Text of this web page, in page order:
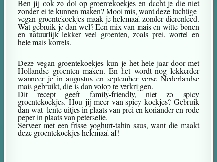
Ben jij ook zo dol op groentekoekjes en dacht je die niet
zonder ei te kunnen maken? Mooi mis, want deze luchtige
vegan groentekoekjes maak je helemaal zonder dierenleed.
Wat gebruik je dan wel? Een mix van mais en witte bonen
en natuurlijk lekker veel groenten, zoals prei, wortel en
hele mais korrels.
Deze vegan groentekoekjes kun je het hele jaar door met
Hollandse groenten maken. En het wordt nog lekkerder
wanneer je in augustus en september verse Nederlandse
mais gebruikt, die is dan volop te verkrijgen.
Dit recept geeft family-friendly, niet zo spicy
groentekoekjes. Hou jij meer van spicy koekjes? Gebruik
dan wat lente-uitjes in plaats van prei en koriander en rode
peper in plaats van peterselie.
Serveer met een frisse yoghurt-tahin saus, want die maakt
deze groentekoekjes helemaal af!